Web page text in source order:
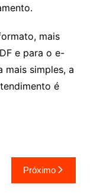
mais
e para o e-
mais simples, a
é
Próximo